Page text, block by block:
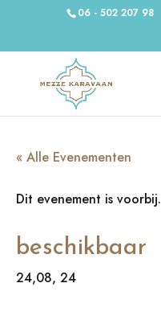
06 - 502 207 98
« Alle Evenementen
Dit evenement is voorbij.
beschikbaar
24,08, 24